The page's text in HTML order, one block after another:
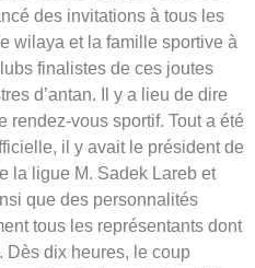
des invitations à tous les
wilaya et la famille sportive à
finalistes de ces joutes
d’antan. Il y a lieu de dire
rendez-vous sportif. Tout a été
il y avait le président de
la ligue M. Sadek Lareb et
que des personnalités
tous les représentants dont
Dès dix heures, le coup